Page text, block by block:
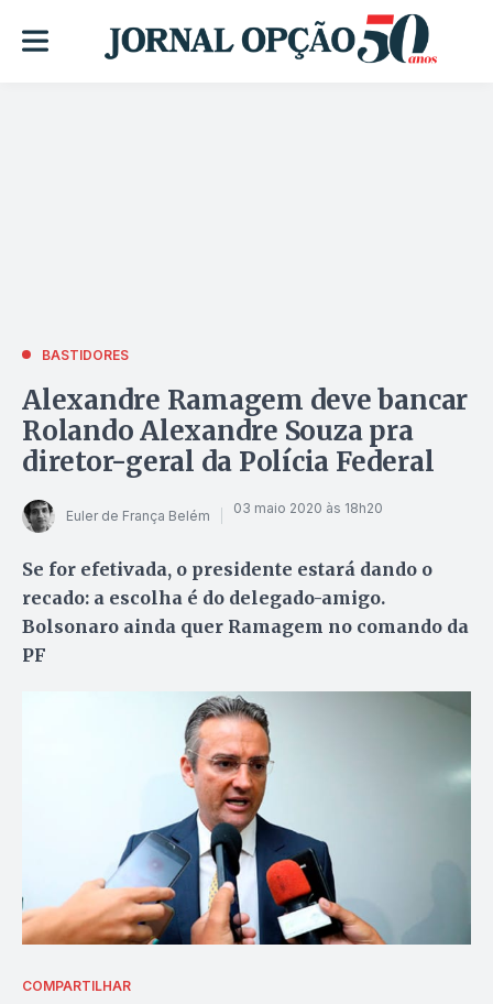
BASTIDORES
Alexandre Ramagem deve bancar
Rolando Alexandre Souza pra
diretor-geral da Polícia Federal
Euler de França Belém 03 maio 2020 às 18h20
Se for efetivada, o presidente estará dando o
recado: a escolha é do delegado-amigo.
Bolsonaro ainda quer Ramagem no comando da
PF
COMPARTILHAR